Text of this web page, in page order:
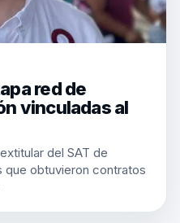
red de
vinculadas al
del SAT de
que obtuvieron contratos